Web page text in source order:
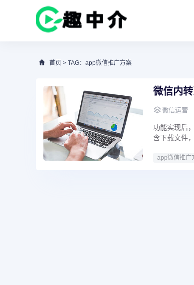
首页 > TAG：app微信推广方案
微信内
微信运营
功能实现后
含下载文件
app微信推广